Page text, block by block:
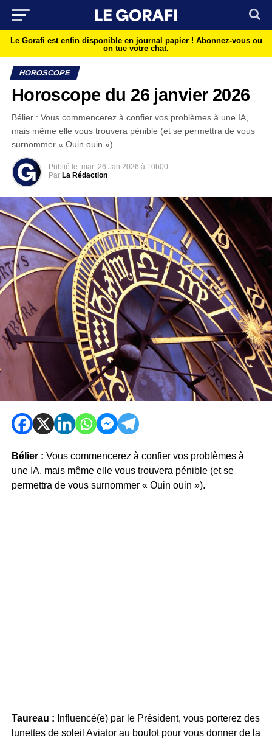
Le Gorafi est enfin disponible en journal papier ! Abonnez-vous ou
on tue votre chat.
HOROSCOPE
Horoscope du 26 janvier 2026
Bélier : Vous commencerez à confier vos problèmes à une IA,
mais même elle vous trouvera pénible (et se permettra de vous
surnommer « Ouin ouin »).
Publié le mar 26 Jan 2026 à 10h00
Par La Rédaction
Bélier : Vous commencerez à confier vos problèmes à
une IA, mais même elle vous trouvera pénible (et se
permettra de vous surnommer « Ouin ouin »).
Taureau : Influencé(e) par le Président, vous porterez des
lunettes de soleil Aviator au boulot pour vous donner de la